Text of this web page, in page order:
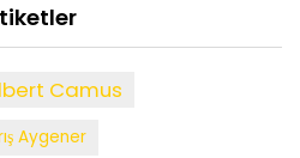
Camus
Aygener